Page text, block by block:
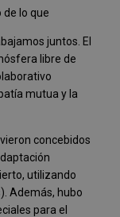
de lo que
juntos. El
libre de
mutua y la
concebidos
utilizando
Además, hubo
para el